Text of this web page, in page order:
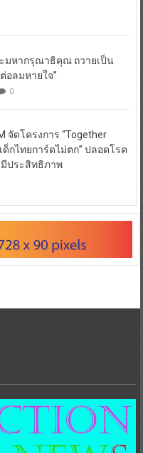
มหากรุณาธิคุณ ถวายเป็น
อลมหายใจ”
0
จัดโครงการ “Together
ด็กไทยการ์ดไม่ตก” ปลอดโรค
มีประสิทธิภาพ